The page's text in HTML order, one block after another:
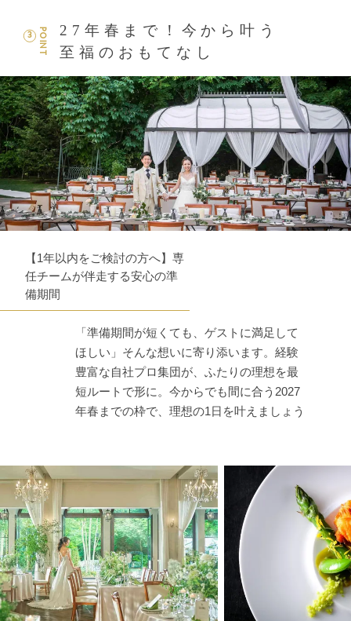
POINT
3
27年春まで！今から叶う
至福のおもてなし
【1年以内をご検討の方へ】専
任チームが伴走する安心の準
備期間
「準備期間が短くても、ゲストに満足して
ほしい」そんな想いに寄り添います。経験
豊富な自社プロ集団が、ふたりの理想を最
短ルートで形に。今からでも間に合う2027
年春までの枠で、理想の1日を叶えましょう